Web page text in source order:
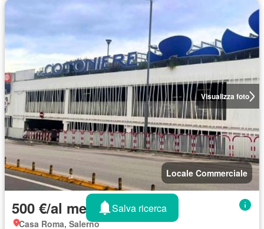
Visualizza foto
Locale Commerciale
500 €/al mese
Casa Roma, Salerno
Salva ricerca